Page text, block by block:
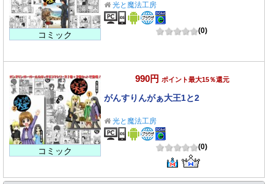
コミック
光と魔法工房
(0)
コミック
990円 ポイント最大15％還元
がんすりんがぁ大王1と2
光と魔法工房
(0)